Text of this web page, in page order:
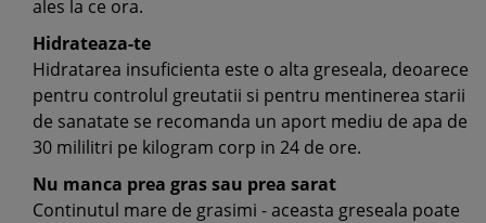
ales la ce ora.
Hidrateaza-te
Hidratarea insuficienta este o alta greseala, deoarece
pentru controlul greutatii si pentru mentinerea starii
de sanatate se recomanda un aport mediu de apa de
30 mililitri pe kilogram corp in 24 de ore.
Nu manca prea gras sau prea sarat
Continutul mare de grasimi - aceasta greseala poate